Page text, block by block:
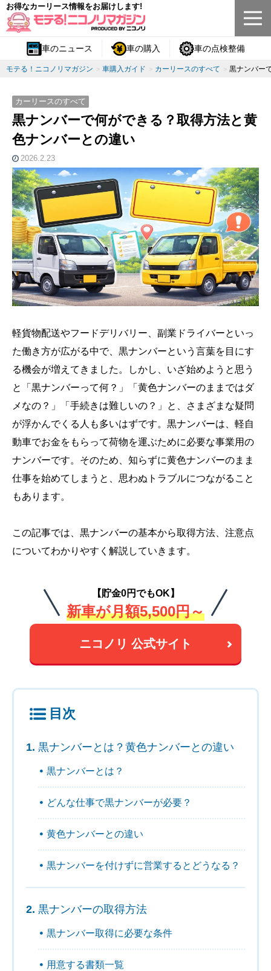
お得なカーリース情報をお届けします!
車のニュース 車の購入 車の点検整備
モテる！ニコノリマガジン 車購入ガイド カーリースのすべて 黒ナンバー
カーリースのすべて
黒ナンバーで何ができる？取得方法と黄
色ナンバーとの違い
2026.2.23
軽貨物配送やフードデリバリー、副業ドライバーといっ
た働き方が広がる中で、黒ナンバーという言葉を目にす
る機会が増えてきました。しかし、いざ始めようと思う
と「黒ナンバーって何？」「黄色ナンバーのままではダ
メなの？」「手続きは難しいの？」と、さまざまな疑問
が浮かんでくる人も多いはずです。黒ナンバーは、軽自
動車でお金をもらって荷物を運ぶために必要な事業用の
ナンバーです。そのため、知らずに黄色ナンバーのまま
仕事を始めてしまうと、思わぬトラブルにつながること
もあります。
この記事では、黒ナンバーの基本から取得方法、注意点
についてわかりやすく解説していきます。
【貯金0円でもOK】
新車が月額5,500円～
ニコノリ 公式サイト
目次
黒ナンバーとは？黄色ナンバーとの違い
黒ナンバーとは？
どんな仕事で黒ナンバーが必要？
黄色ナンバーとの違い
黒ナンバーを付けずに営業するとどうなる？
黒ナンバーの取得方法
黒ナンバー取得に必要な条件
用意する書類一覧